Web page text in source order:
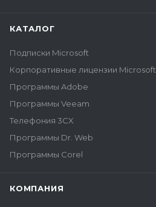
КАТАЛОГ
Подписки Microsoft
Корпоративные лицензии Microsoft
Программы Adobe
Программы Veeam
Телефония 3CX
Программы Dr. Web
Программы Corel
КОМПАНИЯ